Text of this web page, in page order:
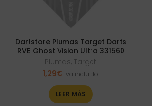
Dartstore Plumas Target Darts
RVB Ghost Vision Ultra 331560
Plumas, Target
1,29€ Iva incluido
LEER MÁS